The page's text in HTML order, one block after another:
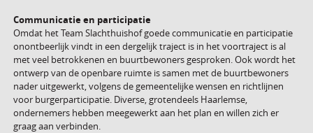
Communicatie en participatie
Omdat het Team Slachthuishof goede communicatie en participatie
onontbeerlijk vindt in een dergelijk traject is in het voortraject is al
met veel betrokkenen en buurtbewoners gesproken. Ook wordt het
ontwerp van de openbare ruimte is samen met de buurtbewoners
nader uitgewerkt, volgens de gemeentelijke wensen en richtlijnen
voor burgerparticipatie. Diverse, grotendeels Haarlemse,
ondernemers hebben meegewerkt aan het plan en willen zich er
graag aan verbinden.